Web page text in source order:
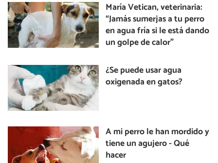
María Vetican, veterinaria:
“Jamás sumerjas a tu perro
en agua fría si le está dando
un golpe de calor”
¿Se puede usar agua
oxigenada en gatos?
A mi perro le han mordido y
tiene un agujero - Qué
hacer